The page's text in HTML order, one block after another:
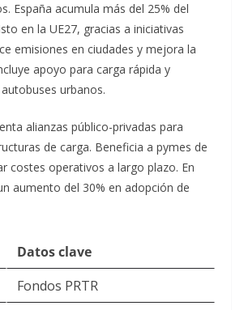
España acumula más del 25% del
en la UE27, gracias a iniciativas
emisiones en ciudades y mejora la
apoyo para carga rápida y
urbanos.​
alianzas público-privadas para
de carga. Beneficia a pymes de
costes operativos a largo plazo. En
aumento del 30% en adopción de
Datos clave
Fondos PRTR ​